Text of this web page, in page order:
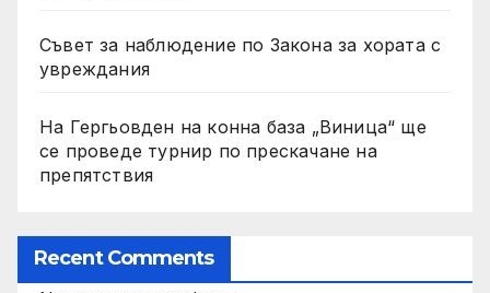
Съвет за наблюдение по Закона за хората с
увреждания
На Гергьовден на конна база „Виница“ ще
се проведе турнир по прескачане на
препятствия
Recent Comments